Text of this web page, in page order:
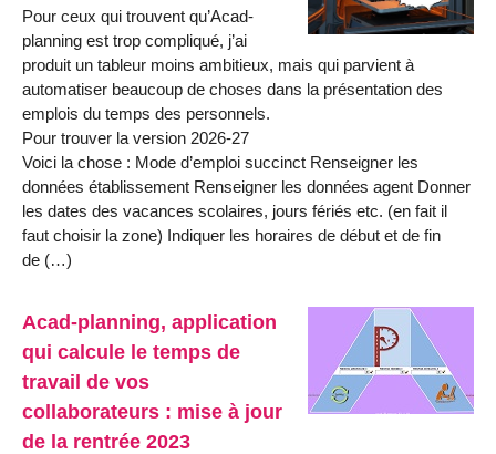
Pour ceux qui trouvent qu’Acad-
planning est trop compliqué, j’ai
produit un tableur moins ambitieux, mais qui parvient à
automatiser beaucoup de choses dans la présentation des
emplois du temps des personnels.
Pour trouver la version 2026-27
Voici la chose : Mode d’emploi succinct Renseigner les
données établissement Renseigner les données agent Donner
les dates des vacances scolaires, jours fériés etc. (en fait il
faut choisir la zone) Indiquer les horaires de début et de fin
de (…)
Acad-planning, application
qui calcule le temps de
travail de vos
collaborateurs : mise à jour
de la rentrée 2023